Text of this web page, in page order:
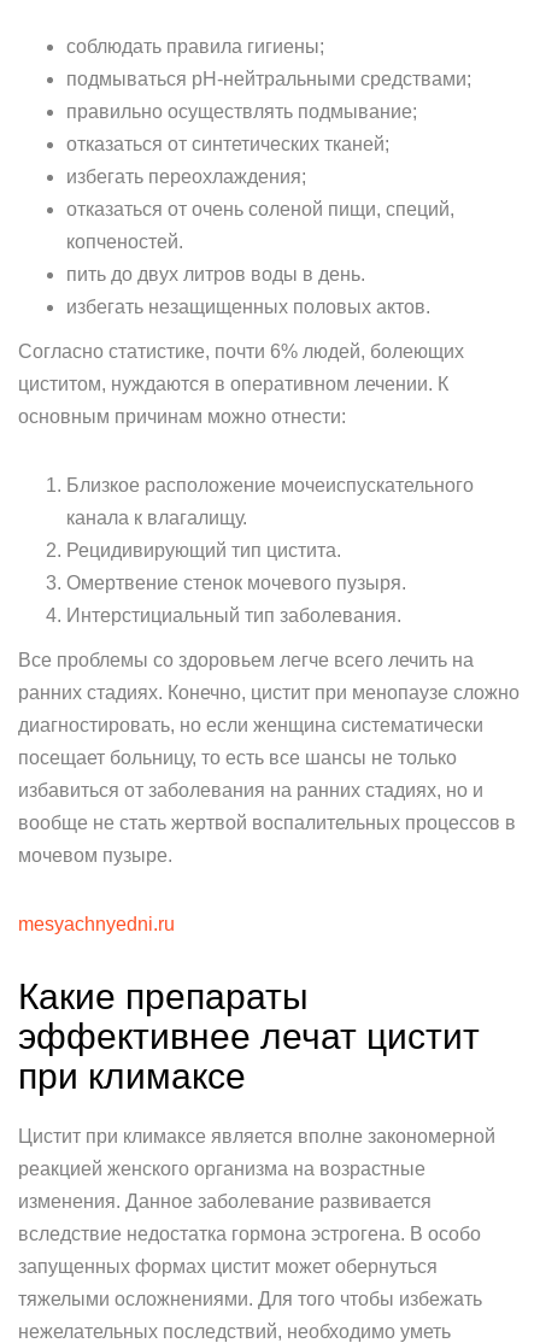
соблюдать правила гигиены;
подмываться pH-нейтральными средствами;
правильно осуществлять подмывание;
отказаться от синтетических тканей;
избегать переохлаждения;
отказаться от очень соленой пищи, специй,
копченостей.
пить до двух литров воды в день.
избегать незащищенных половых актов.
Согласно статистике, почти 6% людей, болеющих
циститом, нуждаются в оперативном лечении. К
основным причинам можно отнести:
Близкое расположение мочеиспускательного
канала к влагалищу.
Рецидивирующий тип цистита.
Омертвение стенок мочевого пузыря.
Интерстициальный тип заболевания.
Все проблемы со здоровьем легче всего лечить на
ранних стадиях. Конечно, цистит при менопаузе сложно
диагностировать, но если женщина систематически
посещает больницу, то есть все шансы не только
избавиться от заболевания на ранних стадиях, но и
вообще не стать жертвой воспалительных процессов в
мочевом пузыре.
mesyachnyedni.ru
Какие препараты
эффективнее лечат цистит
при климаксе
Цистит при климаксе является вполне закономерной
реакцией женского организма на возрастные
изменения. Данное заболевание развивается
вследствие недостатка гормона эстрогена. В особо
запущенных формах цистит может обернуться
тяжелыми осложнениями. Для того чтобы избежать
нежелательных последствий, необходимо уметь